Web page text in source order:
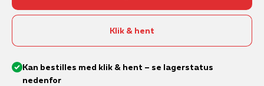
Klik & hent
Kan bestilles med klik & hent – se lagerstatus
nedenfor